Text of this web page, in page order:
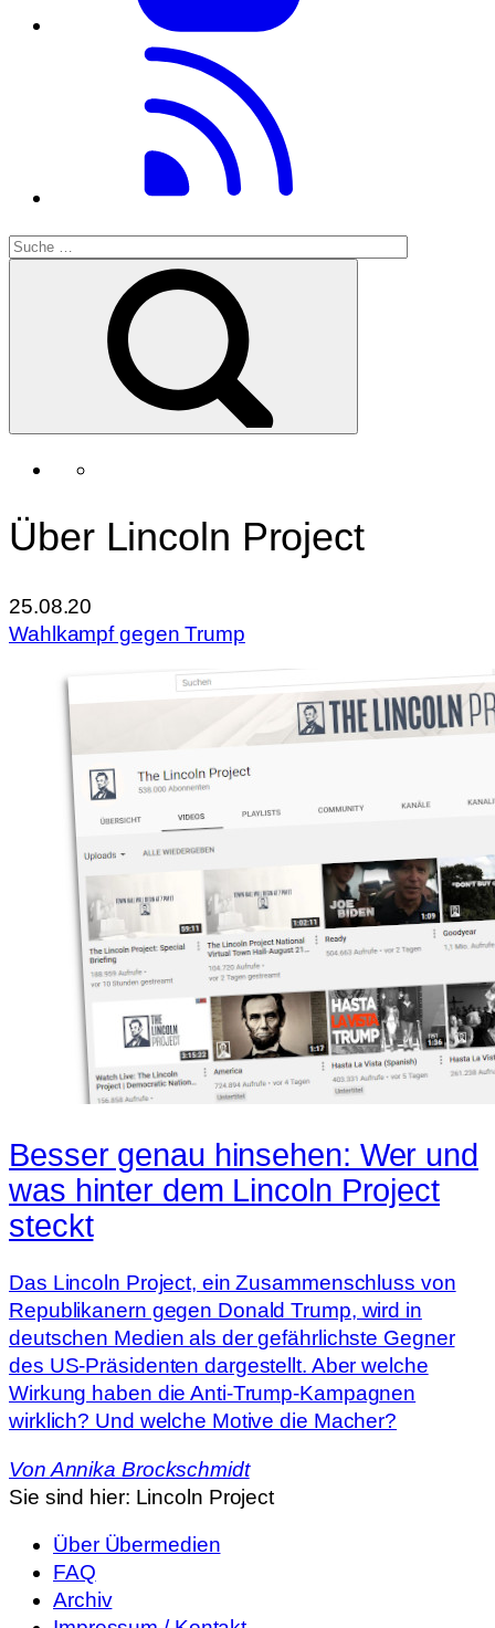
Über Lincoln Project
25.08.20
Wahlkampf gegen Trump
Besser genau hinsehen: Wer und
was hinter dem Lincoln Project
steckt
Das Lincoln Project, ein Zusammenschluss von
Republikanern gegen Donald Trump, wird in
deutschen Medien als der gefährlichste Gegner
des US-Präsidenten dargestellt. Aber welche
Wirkung haben die Anti-Trump-Kampagnen
wirklich? Und welche Motive die Macher?
Von Annika Brockschmidt
Sie sind hier: Lincoln Project
Über Übermedien
FAQ
Archiv